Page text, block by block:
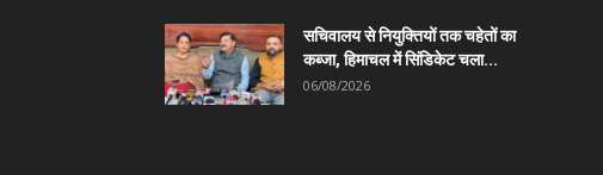
सचिवालय से नियुक्तियों तक चहेतों का
कब्जा, हिमाचल में सिंडिकेट चला...
06/08/2026